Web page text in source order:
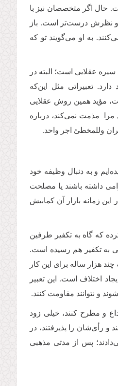
حال اگر متخصصان نیز با
و نظرش درست‌تر است. باز
به او می‌گویند تو که
عقلایی است؛ البته در
تعبیراتی مثل این‌که
مؤید همین روش عقلایی
مرا مذمت نمی‌کند، درباره
وللمخطئ اجر واحد.
و به دنبال وظیفه خود
داشته باشند یا مصلحت
زمانه بازار آن کمابیش
که گاه به تکفیر طرفین
به تکفیر هم رسیده است.
هزار ساله برای این کار
اختلاف است. این تعبیر
و نتوانند مقاومت کنند.
و مطرح کنند، خیلی زود
رأی‌شان را پذیرفتند، در
پس از مدتی مذهبی